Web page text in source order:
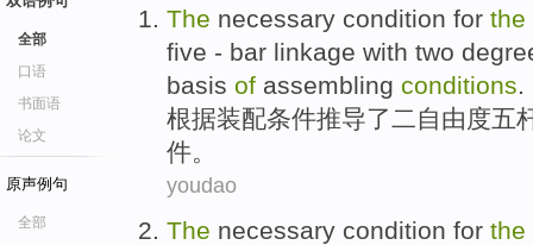
全部
口语
书面语
论文
原声例句
全部
The necessary condition for the
five - bar linkage with two
basis of assembling conditions.
根据装配条件推导了二自由度五
件。
youdao
The necessary condition for the